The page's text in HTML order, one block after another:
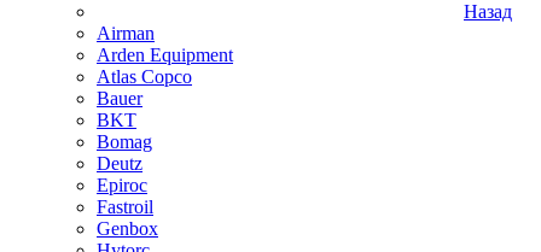
Назад
Airman
Arden Equipment
Atlas Сopco
Bauer
BKT
Bomag
Deutz
Epiroc
Fastroil
Genbox